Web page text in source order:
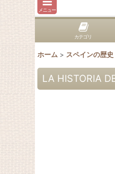
メニュー
カテゴリ
ホーム > スペインの歴
LA HISTORIA